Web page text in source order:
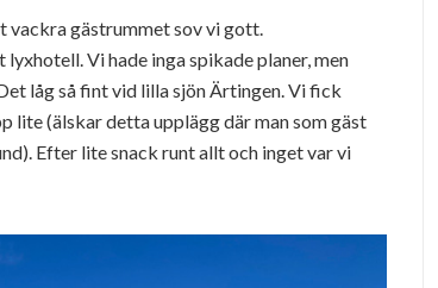
vackra gästrummet sov vi gott.
Vi hade inga spikade planer, men
låg så fint vid lilla sjön Ärtingen. Vi fick
lite (älskar detta upplägg där man som gäst
Efter lite snack runt allt och inget var vi